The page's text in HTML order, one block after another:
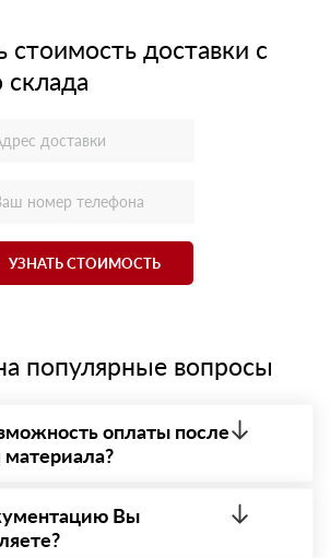
стоимость доставки с
УЗНАТЬ СТОИМОСТЬ
популярные вопросы
оплаты после
получения товара. При этом,
товар был ненадлежащего
вправе от него отказаться.
Вы